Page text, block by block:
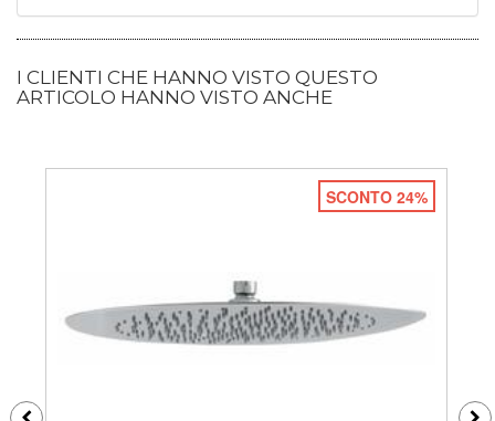
I CLIENTI CHE HANNO VISTO QUESTO
ARTICOLO HANNO VISTO ANCHE
SCONTO 24%